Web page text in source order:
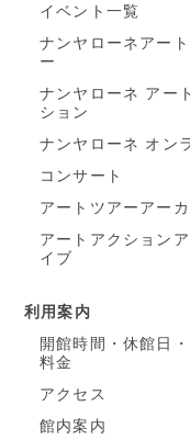
イベント一覧
ナンヤローネアー
ー
ナンヤローネ アー
ション
ナンヤローネ オン
コンサート
アートツアーアー
アートアクション
イブ
利用案内
開館時間・休館日
料金
アクセス
館内案内